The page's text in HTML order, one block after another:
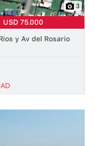
3
USD 75.000
y Av del Rosario